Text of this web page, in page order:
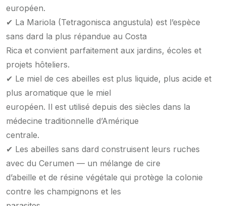
européen.
✔ La Mariola (Tetragonisca angustula) est l’espèce
sans dard la plus répandue au Costa
Rica et convient parfaitement aux jardins, écoles et
projets hôteliers.
✔ Le miel de ces abeilles est plus liquide, plus acide et
plus aromatique que le miel
européen. Il est utilisé depuis des siècles dans la
médecine traditionnelle d’Amérique
centrale.
✔ Les abeilles sans dard construisent leurs ruches
avec du Cerumen — un mélange de cire
d’abeille et de résine végétale qui protège la colonie
contre les champignons et les